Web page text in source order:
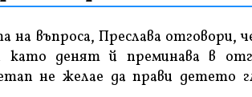
на въпроса, Преслава отговори,
денят й преминава в
не желае да прави детето